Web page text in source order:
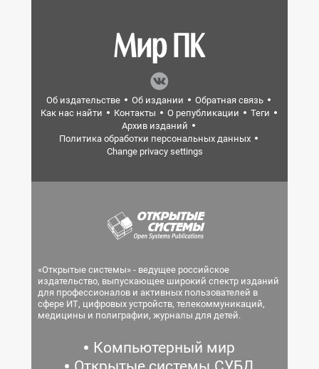
Об издательстве Об издании
Обратная связь
Как нас найти
Контакты О републикации
Теги
Архив изданий
Политика обработки персональных данных
Change privacy settings
«Открытые системы» - ведущее российское
издательство, выпускающее широкий спектр изданий
для профессионалов и активных пользователей в
сфере ИТ, цифровых устройств, телекоммуникаций,
медицины и полиграфии, журналы для детей.
Компьютерный мир